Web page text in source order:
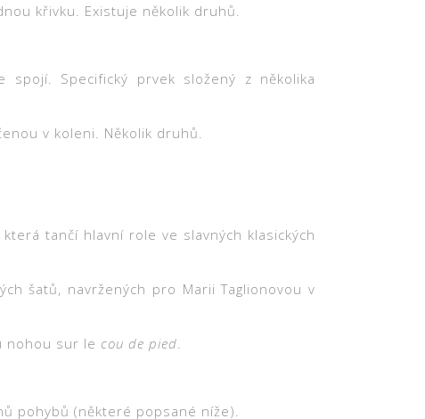
křivku. Existuje několik druhů.
Specifický prvek složený z několika
v koleni. Několik druhů.
tančí hlavní role ve slavných klasických
šatů, navržených pro Marii Taglionovou v
nohou sur le cou de pied.
pohybů (některé popsané níže).